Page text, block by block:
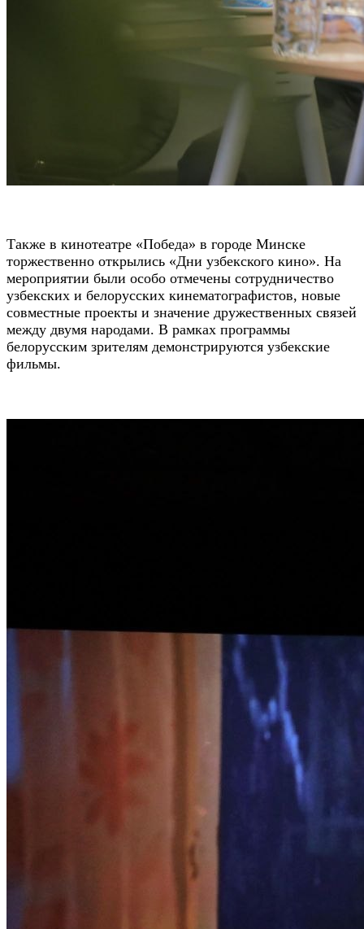
Также в кинотеатре «Победа» в городе Минске
торжественно открылись «Дни узбекского кино». На
мероприятии были особо отмечены сотрудничество
узбекских и белорусских кинематографистов, новые
совместные проекты и значение дружественных связей
между двумя народами. В рамках программы
белорусским зрителям демонстрируются узбекские
фильмы.